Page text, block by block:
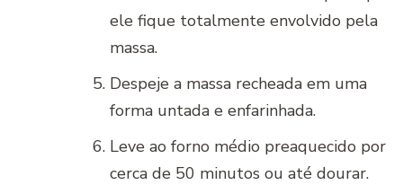
ele fique totalmente envolvido pela
massa.
Despeje a massa recheada em uma
forma untada e enfarinhada.
Leve ao forno médio preaquecido por
cerca de 50 minutos ou até dourar.